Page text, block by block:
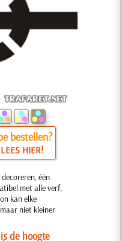
bestellen?
LEES HIER!
één
met alle verf,
kan elke
niet kleiner
de hoogte